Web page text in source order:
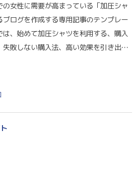
の女性に需要が高まっている「加圧シャ
ログを作成する専用記事のテンプレー
は、始めて加圧シャツを利用する、購入
失敗しない購入法、高い効果を引き出…